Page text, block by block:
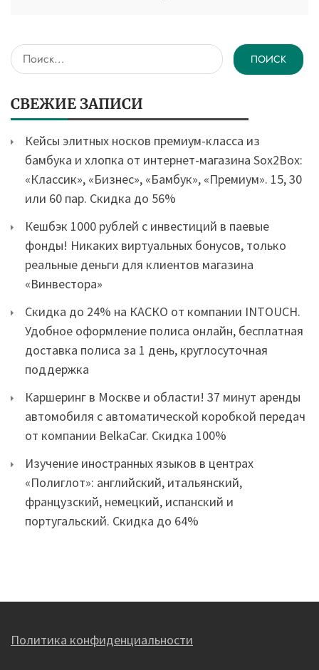
Найти:
СВЕЖИЕ ЗАПИСИ
Кейсы элитных носков премиум-класса из
бамбука и хлопка от интернет-магазина Sox2Box:
«Классик», «Бизнес», «Бамбук», «Премиум». 15, 30
или 60 пар. Скидка до 56%
Кешбэк 1000 рублей с инвестиций в паевые
фонды! Никаких виртуальных бонусов, только
реальные деньги для клиентов магазина
«Винвестора»
Скидка до 24% на КАСКО от компании INTOUCH.
Удобное оформление полиса онлайн, бесплатная
доставка полиса за 1 день, круглосуточная
поддержка
Каршеринг в Москве и области! 37 минут аренды
автомобиля с автоматической коробкой передач
от компании BelkaCar. Скидка 100%
Изучение иностранных языков в центрах
«Полиглот»: английский, итальянский,
французский, немецкий, испанский и
португальский. Скидка до 64%
Политика конфиденциальности